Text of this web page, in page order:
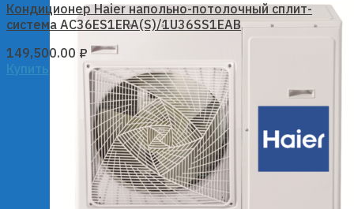
Кондиционер Haier напольно-потолочный сплит-
система AC36ES1ERA(S)/1U36SS1EAB
149,500.00 ₽
Купить